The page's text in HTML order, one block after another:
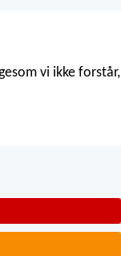
vi ikke forstår,